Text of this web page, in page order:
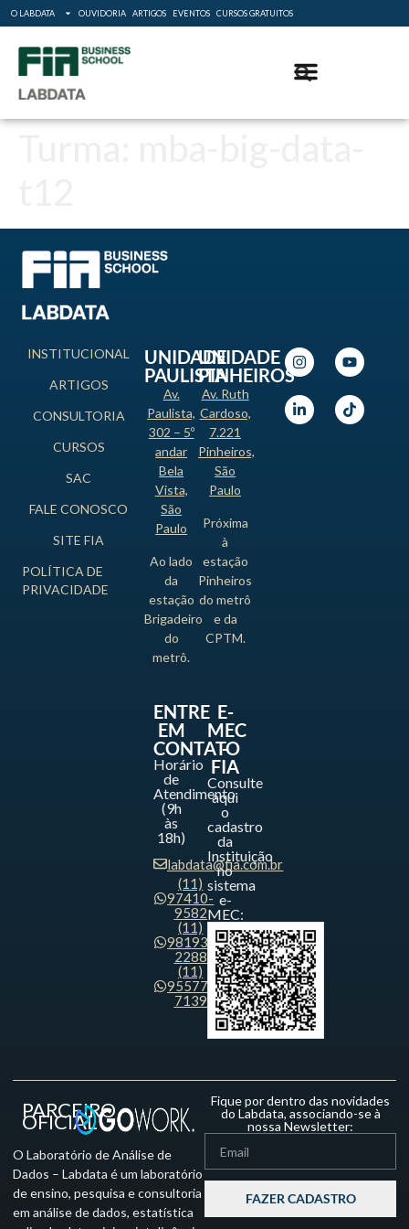
O LABDATA OUVIDORIA ARTIGOS EVENTOS CURSOS GRATUITOS
INSTITUCIONAL
ARTIGOS
CONSULTORIA
CURSOS
SAC
FALE CONOSCO
SITE FIA
POLÍTICA DE
PRIVACIDADE
UNIDADE
PAULISTA
Av.
Paulista,
302 – 5º
andar
Bela
Vista,
São
Paulo
Ao lado
da
estação
Brigadeiro
do
metrô.
UNIDADE
PINHEIROS
Av. Ruth
Cardoso,
7.221
Pinheiros,
São
Paulo
Próxima
à
estação
Pinheiros
do metrô
e da
CPTM.
ENTRE
EM
CONTATO
Horário
de
Atendimento
(9h
às
18h)
labdata@fia.com.br
(11)
97410-
9582
(11)
98193-
2288
(11)
95577-
7139
E-
MEC
-
FIA
Consulte
aqui
o
cadastro
da
Instituição
no
sistema
e-
MEC:
PARCEIRO
OFICIAL
O Laboratório de Análise de
Dados – Labdata é um laboratório
de ensino, pesquisa e consultoria
em análise de dados, estatística
Fique por dentro das novidades
do Labdata, associando-se à
nossa Newsletter:
FAZER CADASTRO